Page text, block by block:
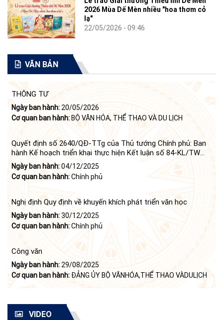
2026 Mùa Dế Mèn nhiều "hoa thơm cỏ
lạ"
22/05/2026 - 09:46
VĂN BẢN
THÔNG TƯ
Ngày ban hành: 20/05/2026
Cơ quan ban hành:BỘ VĂN HÓA, THỂ THAO VÀ DU LỊCH
Quyết định số 2640/QĐ-TTg của Thủ tướng Chính phủ: Ban
hành Kế hoạch triển khai thực hiện Kết luận số 84-KL/TW
ngày 21 tháng 6 năm 2024 của Bộ Chính trị tiếp tục thực
hiện Nghị quyết số 23-NQ/TW ngày 16 tháng 6 năm 2008
của Bộ Chính trị (khóa X) về "tiếp tục xây dựng và phát triển
văn học, nghệ thuật trong thời kỳ mới"
Ngày ban hành:04/12/2025
Cơ quan ban hành:Chính phủ
Nghị định Quy định về khuyến khích phát triển văn học
Ngày ban hành:30/12/2025
Cơ quan ban hành:Chính phủ
Công văn
Ngày ban hành: 29/08/2025
Cơ quan ban hành: ĐẢNG ỦY BỘ VĂNHÓA,THỂ THAO VÀDULỊCH
VIDEO